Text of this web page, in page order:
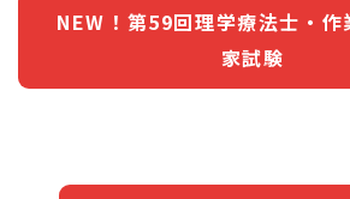
NEW！第59回理学療法士・作
家試験